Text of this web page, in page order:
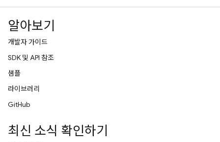
알아보기
개발자 가이드
SDK 및 API 참조
샘플
라이브러리
GitHub
최신 소식 확인하기